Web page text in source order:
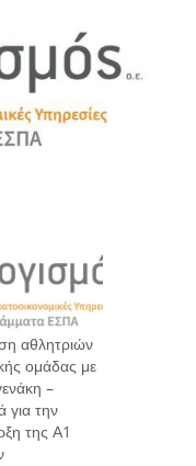
αθλητριών
ομάδας με
–
την
της Α1